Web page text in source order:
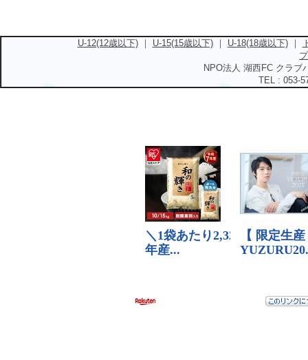
U-12(12歳以下)｜ U-15(15歳以下)｜ U-18(18歳以下)｜
NPO法人 湖西FC クラ
TEL : 053-